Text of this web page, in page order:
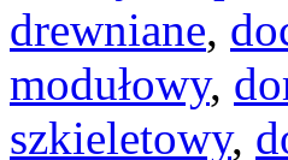
drewniane,
modułowy,
szkieletowy,